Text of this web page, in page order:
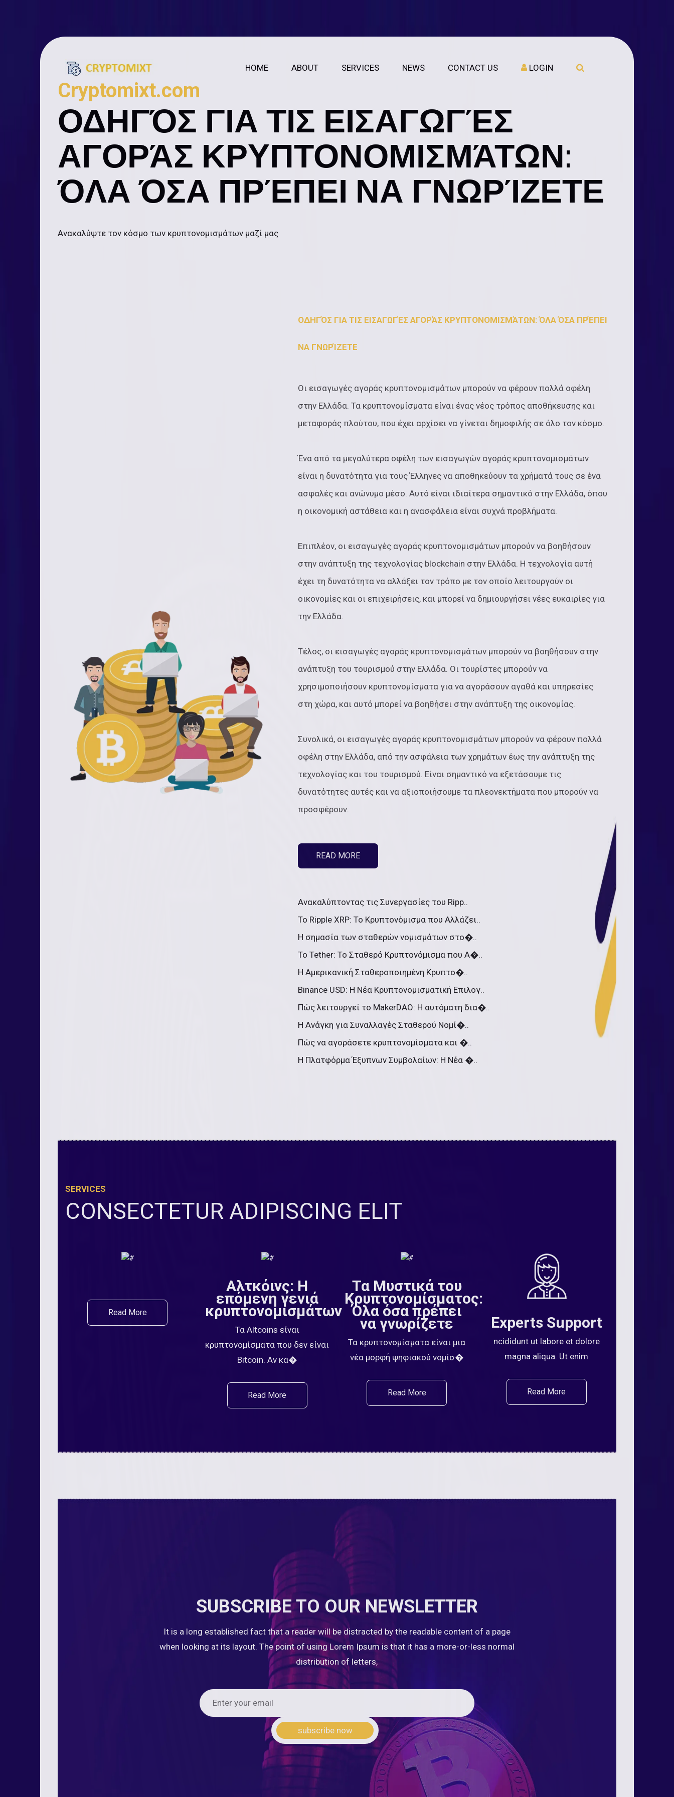
HOME ABOUT SERVICES NEWS CONTACT US LOGIN
Cryptomixt.com
ΟΔΗΓΌΣ ΓΙΑ ΤΙΣ ΕΙΣΑΓΩΓΈΣ
ΑΓΟΡΆΣ ΚΡΥΠΤΟΝΟΜΙΣΜΆΤΩΝ:
ΌΛΑ ΌΣΑ ΠΡΈΠΕΙ ΝΑ ΓΝΩΡΊΖΕΤΕ
Ανακαλύψτε τον κόσμο των κρυπτονομισμάτων μαζί μας
ΟΔΗΓΌΣ ΓΙΑ ΤΙΣ ΕΙΣΑΓΩΓΈΣ ΑΓΟΡΆΣ ΚΡΥΠΤΟΝΟΜΙΣΜΆΤΩΝ: ΌΛΑ ΌΣΑ ΠΡΈΠΕΙ
ΝΑ ΓΝΩΡΊΖΕΤΕ
Οι εισαγωγές αγοράς κρυπτονομισμάτων μπορούν να φέρουν πολλά οφέλη
στην Ελλάδα. Τα κρυπτονομίσματα είναι ένας νέος τρόπος αποθήκευσης και
μεταφοράς πλούτου, που έχει αρχίσει να γίνεται δημοφιλής σε όλο τον κόσμο.
Ένα από τα μεγαλύτερα οφέλη των εισαγωγών αγοράς κρυπτονομισμάτων
είναι η δυνατότητα για τους Έλληνες να αποθηκεύουν τα χρήματά τους σε ένα
ασφαλές και ανώνυμο μέσο. Αυτό είναι ιδιαίτερα σημαντικό στην Ελλάδα, όπου
η οικονομική αστάθεια και η ανασφάλεια είναι συχνά προβλήματα.
Επιπλέον, οι εισαγωγές αγοράς κρυπτονομισμάτων μπορούν να βοηθήσουν
στην ανάπτυξη της τεχνολογίας blockchain στην Ελλάδα. Η τεχνολογία αυτή
έχει τη δυνατότητα να αλλάξει τον τρόπο με τον οποίο λειτουργούν οι
οικονομίες και οι επιχειρήσεις, και μπορεί να δημιουργήσει νέες ευκαιρίες για
την Ελλάδα.
Τέλος, οι εισαγωγές αγοράς κρυπτονομισμάτων μπορούν να βοηθήσουν στην
ανάπτυξη του τουρισμού στην Ελλάδα. Οι τουρίστες μπορούν να
χρησιμοποιήσουν κρυπτονομίσματα για να αγοράσουν αγαθά και υπηρεσίες
στη χώρα, και αυτό μπορεί να βοηθήσει στην ανάπτυξη της οικονομίας.
Συνολικά, οι εισαγωγές αγοράς κρυπτονομισμάτων μπορούν να φέρουν πολλά
οφέλη στην Ελλάδα, από την ασφάλεια των χρημάτων έως την ανάπτυξη της
τεχνολογίας και του τουρισμού. Είναι σημαντικό να εξετάσουμε τις
δυνατότητες αυτές και να αξιοποιήσουμε τα πλεονεκτήματα που μπορούν να
προσφέρουν.
READ MORE
Ανακαλύπτοντας τις Συνεργασίες του Ripp..
Το Ripple XRP: Το Κρυπτονόμισμα που Αλλάζει..
Η σημασία των σταθερών νομισμάτων στο�..
Το Tether: Το Σταθερό Κρυπτονόμισμα που Α�..
Η Αμερικανική Σταθεροποιημένη Κρυπτο�..
Binance USD: Η Νέα Κρυπτονομισματική Επιλογ..
Πώς λειτουργεί το MakerDAO: Η αυτόματη δια�..
Η Ανάγκη για Συναλλαγές Σταθερού Νομί�..
Πώς να αγοράσετε κρυπτονομίσματα και �..
Η Πλατφόρμα Έξυπνων Συμβολαίων: Η Νέα �..
SERVICES
CONSECTETUR ADIPISCING ELIT
Read More
Αλτκόινς: Η
επόμενη γενιά
κρυπτονομισμάτων
Τα Altcoins είναι
κρυπτονομίσματα που δεν είναι
Bitcoin. Αν κα�
Read More
Τα Μυστικά του
Κρυπτονομίσματος:
Όλα όσα πρέπει
να γνωρίζετε
Τα κρυπτονομίσματα είναι μια
νέα μορφή ψηφιακού νομίσ�
Read More
Experts Support
ncididunt ut labore et dolore
magna aliqua. Ut enim
Read More
SUBSCRIBE TO OUR NEWSLETTER
It is a long established fact that a reader will be distracted by the readable content of a page
when looking at its layout. The point of using Lorem Ipsum is that it has a more-or-less normal
distribution of letters,
subscribe now